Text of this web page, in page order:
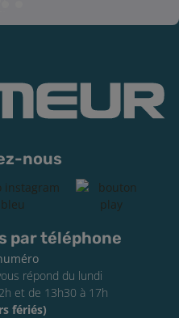
nous
par téléphone
répond du lundi
et de 13h30 à 17h
fériés)